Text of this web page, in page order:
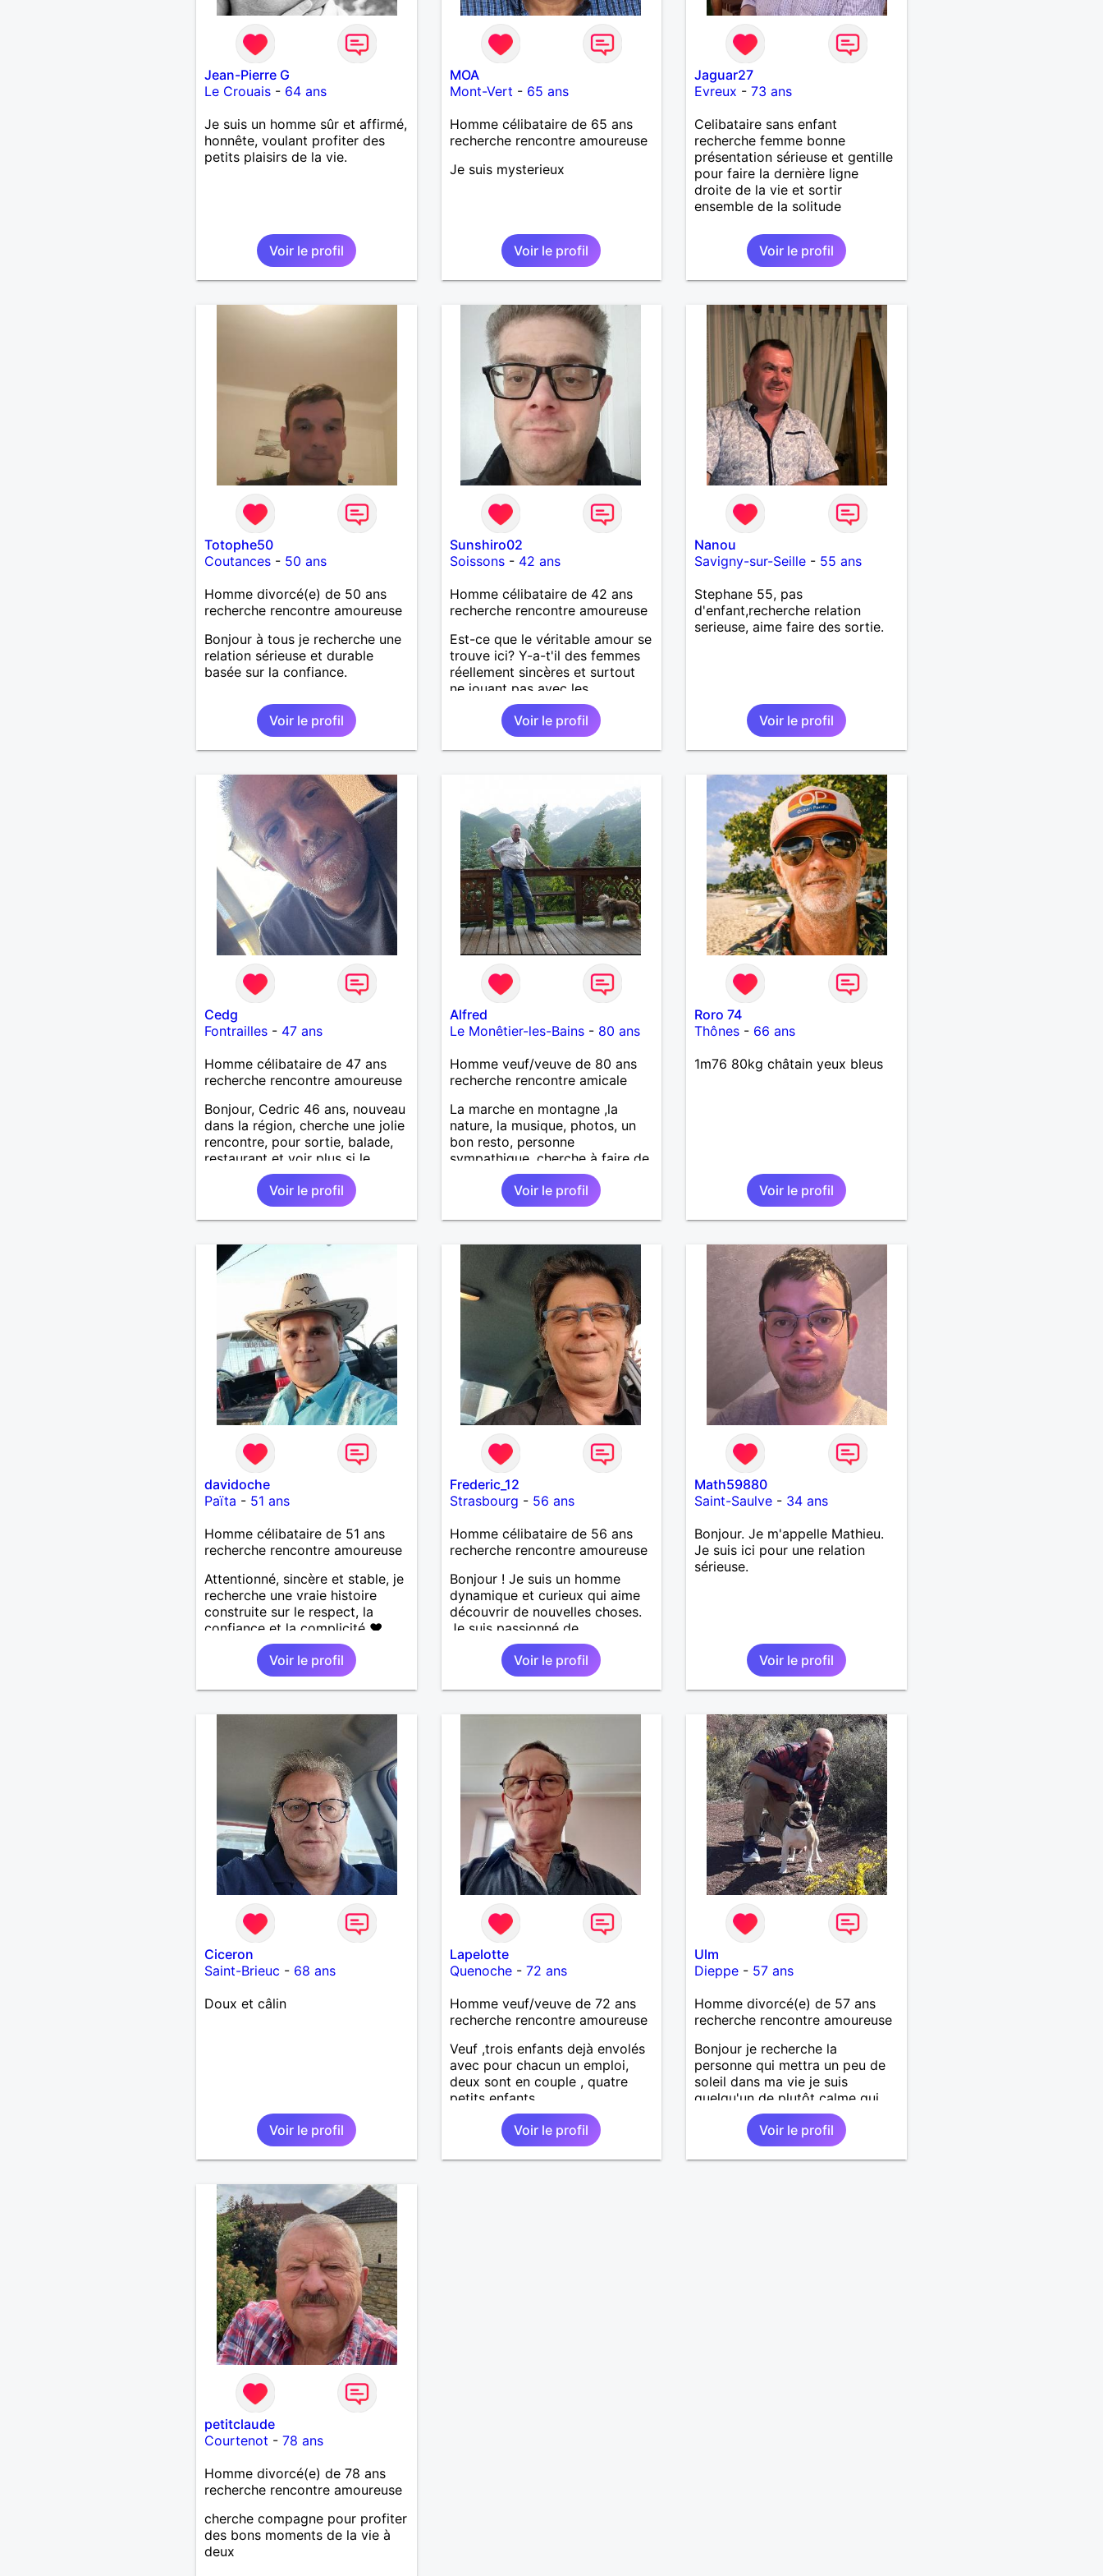
Jean-Pierre G
Le Crouais- 64 ans
Je suis un homme sûr et affirmé,
honnête, voulant profiter des
petits plaisirs de la vie.
Voir le profil
MOA
Mont-Vert - 65 ans
Homme célibataire de 65 ans
recherche rencontre amoureuse
Je suis mysterieux
Voir le profil
Jaguar27
Evreux -73 ans
Celibataire sans enfant
recherche femme bonne
présentation sérieuse et gentille
pour faire la dernière ligne
droite de la vie et sortir
ensemble de la solitude
Voir le profil
Totophe50
Coutances- 50 ans
Homme divorcé(e) de 50 ans
recherche rencontre amoureuse
Bonjour à tous je recherche une
relation sérieuse et durable
basée sur la confiance.
Voir le profil
Sunshiro02
Soissons- 42 ans
Homme célibataire de 42 ans
recherche rencontre amoureuse
Est-ce que le véritable amour se
trouve ici? Y-a-t'il des femmes
réellement sincères et surtout
ne jouant pas avec les
sentiments des hommes? Etant
un homme protecteur et
bienveillant, je veux continuer
d'y croire et pouvoir enfin
profiteuse et autres joyeuseté
passer votre chemin, vous ne
m'intéressez pas du tout!
Voir le profil
Nanou
Savigny-sur-Seille - 55 ans
Stephane 55, pas
d'enfant,recherche relation
serieuse, aime faire des sortie.
Voir le profil
Cedg
Fontrailles- 47 ans
Homme célibataire de 47 ans
recherche rencontre amoureuse
Bonjour, Cedric 46 ans, nouveau
dans la région, cherche une jolie
rencontre, pour sortie, balade,
restaurant et voir plus si le
courant passe. Je suis sociable,
souriant, patient, j’aime rire et
plaisanter..
Voir le profil
Alfred
Le Monêtier-les-Bains- 80 ans
Homme veuf/veuve de 80 ans
recherche rencontre amicale
La marche en montagne ,la
nature, la musique, photos, un
bon resto, personne
sympathique, cherche à faire de
nouvelles connaissances .
Voir le profil
Roro 74
Thônes - 66 ans
1m76 80kg châtain yeux bleus
Voir le profil
davidoche
Païta - 51 ans
Homme célibataire de 51 ans
recherche rencontre amoureuse
Attentionné, sincère et stable, je
recherche une vraie histoire
construite sur le respect, la
confiance et la complicité ❤️
J’aime les choses simples de la
vie : la nature, la mer, les
moments authentiques et les
personnes au grand cœur 🌊🌿
les petits moments de tendresse
et les calinous réguliers 😊❤️ La
solitude finit parfois par peser,
alors si tu es en Nouvelle-
Calédonie et que tu crois encore
à un amour vrai, prenons le
temps de discuter… et laissons
l’avenir nous guider 🌹
Voir le profil
Frederic_12
Strasbourg - 56 ans
Homme célibataire de 56 ans
recherche rencontre amoureuse
Bonjour ! Je suis un homme
dynamique et curieux qui aime
découvrir de nouvelles choses.
Je suis passionné de
sport,musique douce,ballade et
autres J'adore passer du temps
avec mes proches et partager
des moments inoubliables.
Voir le profil
Math59880
Saint-Saulve - 34 ans
Bonjour. Je m'appelle Mathieu.
Je suis ici pour une relation
sérieuse.
Voir le profil
Ciceron
Saint-Brieuc - 68 ans
Doux et câlin
Voir le profil
Lapelotte
Quenoche- 72 ans
Homme veuf/veuve de 72 ans
recherche rencontre amoureuse
Veuf ,trois enfants dejà envolés
avec pour chacun un emploi,
deux sont en couple , quatre
petits enfants.
Voir le profil
Ulm
Dieppe - 57 ans
Homme divorcé(e) de 57 ans
recherche rencontre amoureuse
Bonjour je recherche la
personne qui mettra un peu de
soleil dans ma vie je suis
quelqu'un de plutôt calme qui
aime les choses simples sans
prise de tête, simplement
partager de belles choses avec
une personne qui me ressemble
Voir le profil
petitclaude
Courtenot - 78 ans
Homme divorcé(e) de 78 ans
recherche rencontre amoureuse
cherche compagne pour profiter
des bons moments de la vie à
deux